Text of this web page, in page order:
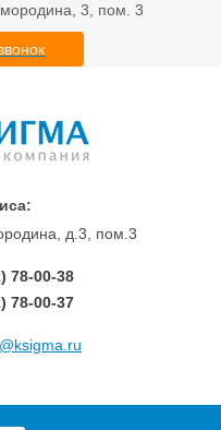
3, пом. 3
д.3, пом.3
78-00-38
78-00-37